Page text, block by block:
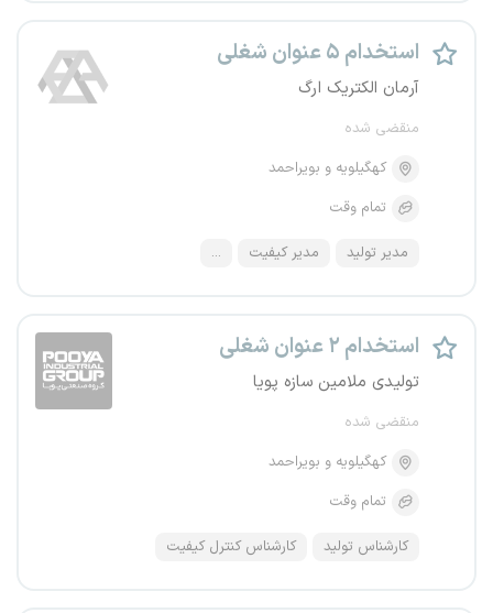
استخدام ۵ عنوان شغلی
آرمان الکتریک ارگ
منقضی شده
کهگیلویه و بویراحمد
تمام وقت
مدیر تولید مدیر کیفیت ...
استخدام ۲ عنوان شغلی
تولیدی ملامین سازه پویا
منقضی شده
کهگیلویه و بویراحمد
تمام وقت
کارشناس تولید کارشناس کنترل کیفیت